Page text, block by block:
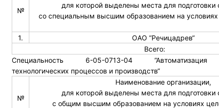
№
для которой выделены места для подготовки
со специальным высшим образованием на условиях
1.
ОАО ”Речицадрев“
Всего:
Специальность 6-05-0713-04 ”Автоматизация
технологических процессов и производств“
№
Наименование организации,
для которой выделены места для подготовки
с общим высшим образованием на условиях